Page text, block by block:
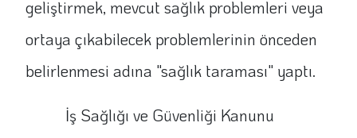
geliştirmek, mevcut sağlık problemleri veya
ortaya çıkabilecek problemlerinin önceden
belirlenmesi adına "sağlık taraması" yaptı.
İş Sağlığı ve Güvenliği Kanunu